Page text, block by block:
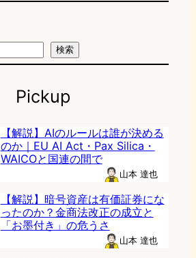
検索
Pickup
【解説】AIのルールは誰が決める
のか｜EU AI Act・Pax Silica・
WAICOと国連の間で
山本 達也
【解説】暗号資産は有価証券にな
ったのか？金商法改正の成立と
「お墨付き」の危うさ
山本 達也